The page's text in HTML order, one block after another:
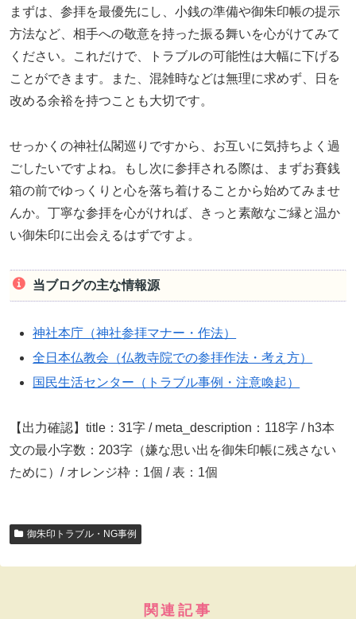
まずは、参拝を最優先にし、小銭の準備や御朱印帳の提示
方法など、相手への敬意を持った振る舞いを心がけてみて
ください。これだけで、トラブルの可能性は大幅に下げる
ことができます。また、混雑時などは無理に求めず、日を
改める余裕を持つことも大切です。
せっかくの神社仏閣巡りですから、お互いに気持ちよく過
ごしたいですよね。もし次に参拝される際は、まずお賽銭
箱の前でゆっくりと心を落ち着けることから始めてみませ
んか。丁寧な参拝を心がければ、きっと素敵なご縁と温か
い御朱印に出会えるはずですよ。
当ブログの主な情報源
神社本庁（神社参拝マナー・作法）
全日本仏教会（仏教寺院での参拝作法・考え方）
国民生活センター（トラブル事例・注意喚起）
【出力確認】title：31字 / meta_description：118字 / h3本
文の最小字数：203字（嫌な思い出を御朱印帳に残さない
ために）/ オレンジ枠：1個 / 表：1個
御朱印トラブル・NG事例
関連記事